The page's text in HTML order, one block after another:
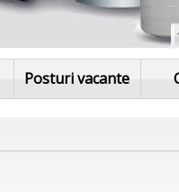
1
Posturi vacante